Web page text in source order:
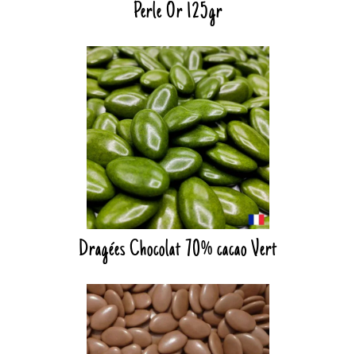
Perle Or 125gr
Dragées Chocolat 70% cacao Vert